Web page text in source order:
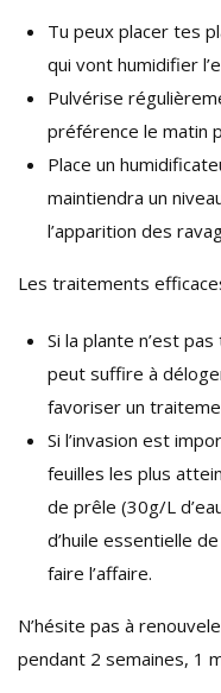
Tu peux placer tes
qui vont humidifier
Pulvérise
préférence le matin
Place un
maintiendra un
l’apparition des
Les traitements
Si la plante n’est
peut suffire à
favoriser un
Si l’invasion est
feuilles les plus
de prêle (30g/L
d’huile essentielle
faire l’affaire.
N’hésite pas à
pendant 2 semaines, 1